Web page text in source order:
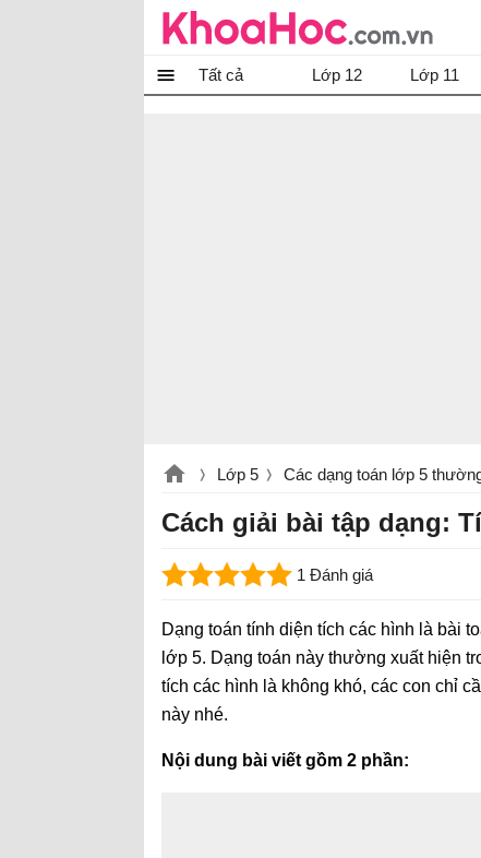
Tất cả Lớp 12 Lớp 11
Lớp 5 Các dạng toán lớp 5
Cách giải bài tập dạng:
1 Đánh giá
Dạng toán tính diện tích các hình là bài
lớp 5. Dạng toán này thường xuất hiện
tích các hình là không khó, các con chỉ
này nhé.
Nội dung bài viết gồm 2 phần: